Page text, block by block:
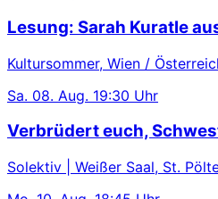
Lesung: Sarah Kuratle
Kultursommer, Wien /
Sa. 08. Aug. 19:30 Uhr
Verbrüdert euch,
Solektiv | Weißer Saal, St.